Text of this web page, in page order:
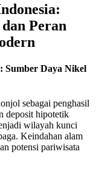
Peran
Sumber Daya Nikel
sebagai penghasil
deposit hipotetik
wilayah kunci
Keindahan alam
potensi pariwisata